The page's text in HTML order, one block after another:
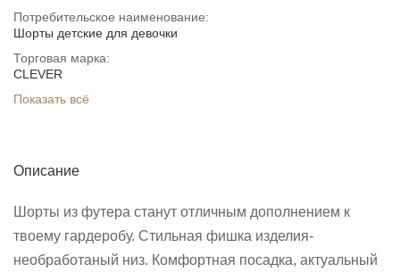
Потребительское наименование:
Шорты детские для девочки
Торговая марка:
CLEVER
Показать всё
Описание
Шорты из футера станут отличным дополнением к
твоему гардеробу. Стильная фишка изделия-
необработаный низ. Комфортная посадка, актуальный